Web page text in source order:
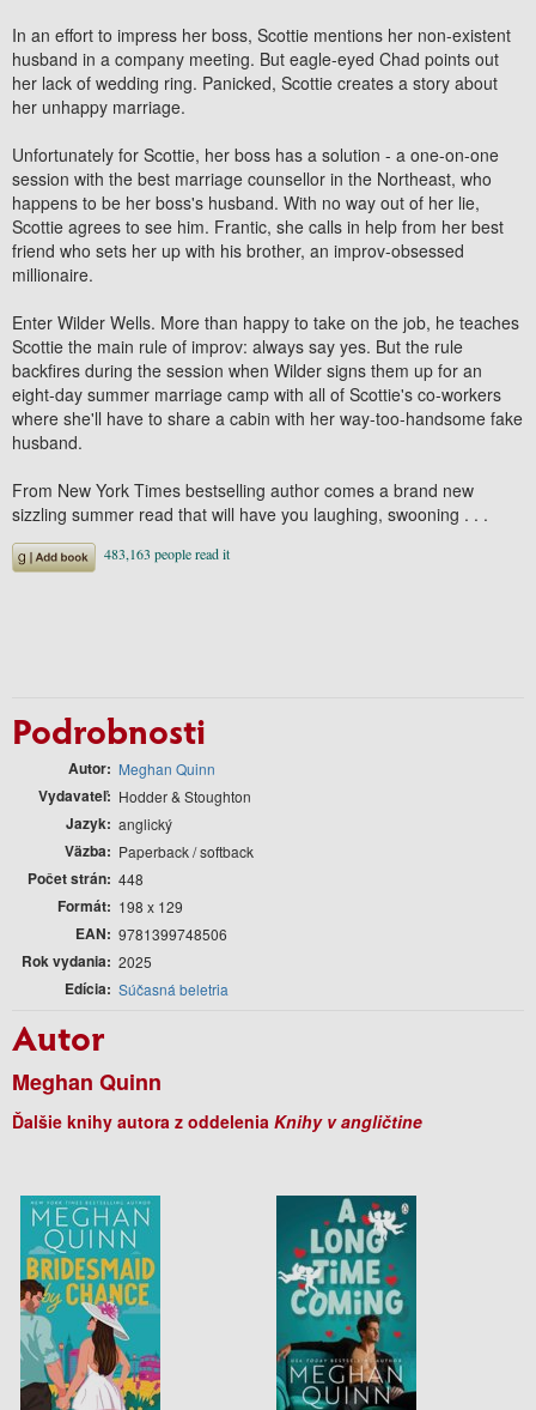
In an effort to impress her boss, Scottie mentions her non-existent
husband in a company meeting. But eagle-eyed Chad points out
her lack of wedding ring. Panicked, Scottie creates a story about
her unhappy marriage.
Unfortunately for Scottie, her boss has a solution - a one-on-one
session with the best marriage counsellor in the Northeast, who
happens to be her boss's husband. With no way out of her lie,
Scottie agrees to see him. Frantic, she calls in help from her best
friend who sets her up with his brother, an improv-obsessed
millionaire.
Enter Wilder Wells. More than happy to take on the job, he teaches
Scottie the main rule of improv: always say yes. But the rule
backfires during the session when Wilder signs them up for an
eight-day summer marriage camp with all of Scottie's co-workers
where she'll have to share a cabin with her way-too-handsome fake
husband.
From New York Times bestselling author comes a brand new
sizzling summer read that will have you laughing, swooning . . .
Podrobnosti
Autor Meghan Quinn
Vydavateľ Hodder & Stoughton
Jazyk anglický
Väzba Paperback / softback
Počet strán 448
Formát 198 x 129
EAN 9781399748506
Rok vydania 2025
Edícia Súčasná beletria
Autor
Meghan Quinn
Ďalšie knihy autora z oddelenia Knihy v angličtine